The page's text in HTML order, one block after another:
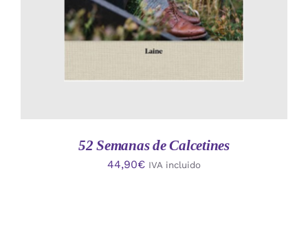
52 Semanas de Calcetines
44,90€ IVA incluido